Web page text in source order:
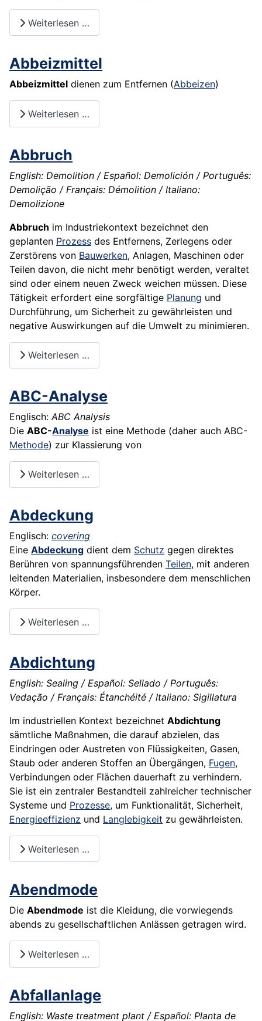
Weiterlesen …
Abbeizmittel
Abbeizmittel dienen zum Entfernen (Abbeizen)
Weiterlesen …
Abbruch
English: Demolition / Español: Demolición / Português:
Demolição / Français: Démolition / Italiano:
Demolizione
Abbruch im Industriekontext bezeichnet den
geplanten Prozess des Entfernens, Zerlegens oder
Zerstörens von Bauwerken, Anlagen, Maschinen oder
Teilen davon, die nicht mehr benötigt werden, veraltet
sind oder einem neuen Zweck weichen müssen. Diese
Tätigkeit erfordert eine sorgfältige Planung und
Durchführung, um Sicherheit zu gewährleisten und
negative Auswirkungen auf die Umwelt zu minimieren.
Weiterlesen …
ABC-Analyse
Englisch: ABC Analysis
Die ABC-Analyse ist eine Methode (daher auch ABC-
Methode) zur Klassierung von
Weiterlesen …
Abdeckung
Englisch: covering
Eine Abdeckung dient dem Schutz gegen direktes
Berühren von spannungsführenden Teilen, mit anderen
leitenden Materialien, insbesondere dem menschlichen
Körper.
Weiterlesen …
Abdichtung
English: Sealing / Español: Sellado / Português:
Vedação / Français: Étanchéité / Italiano: Sigillatura
Im industriellen Kontext bezeichnet Abdichtung
sämtliche Maßnahmen, die darauf abzielen, das
Eindringen oder Austreten von Flüssigkeiten, Gasen,
Staub oder anderen Stoffen an Übergängen, Fugen,
Verbindungen oder Flächen dauerhaft zu verhindern.
Sie ist ein zentraler Bestandteil zahlreicher technischer
Systeme und Prozesse, um Funktionalität, Sicherheit,
Energieeffizienz und Langlebigkeit zu gewährleisten.
Weiterlesen …
Abendmode
Die Abendmode ist die Kleidung, die vorwiegends
abends zu gesellschaftlichen Anlässen getragen wird.
Weiterlesen …
Abfallanlage
English: Waste treatment plant / Español: Planta de